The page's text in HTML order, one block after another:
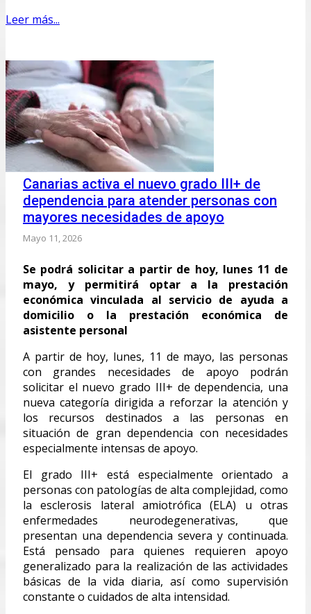
Leer más...
Canarias activa el nuevo grado III+ de
dependencia para atender personas con
mayores necesidades de apoyo
Mayo 11, 2026
Se podrá solicitar a partir de hoy, lunes 11 de
mayo, y permitirá optar a la prestación
económica vinculada al servicio de ayuda a
domicilio o la prestación económica de
asistente personal
A partir de hoy, lunes, 11 de mayo, las personas
con grandes necesidades de apoyo podrán
solicitar el nuevo grado III+ de dependencia, una
nueva categoría dirigida a reforzar la atención y
los recursos destinados a las personas en
situación de gran dependencia con necesidades
especialmente intensas de apoyo.
El grado III+ está especialmente orientado a
personas con patologías de alta complejidad, como
la esclerosis lateral amiotrófica (ELA) u otras
enfermedades neurodegenerativas, que
presentan una dependencia severa y continuada.
Está pensado para quienes requieren apoyo
generalizado para la realización de las actividades
básicas de la vida diaria, así como supervisión
constante o cuidados de alta intensidad.